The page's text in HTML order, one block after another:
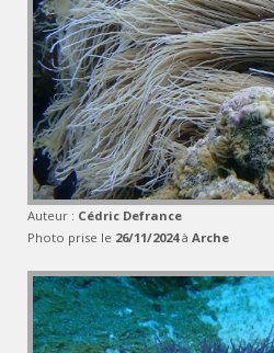
Auteur : Cédric Defrance
Photo prise le 26/11/2024à Arche